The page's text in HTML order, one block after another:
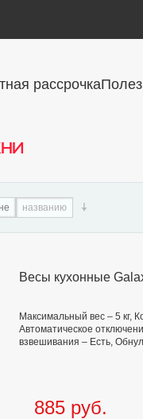
рассрочка
названию
Весы кухонные
Максимальный вес – 5 кг,
Автоматическое
взвешивания – Есть,
885 руб.